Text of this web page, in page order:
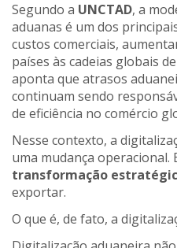
Segundo a UNCTAD, a
aduanas é um dos
custos comerciais,
países às cadeias globais
aponta que atrasos
continuam sendo
de eficiência no comércio
Nesse contexto, a
uma mudança operacional.
transformação
exportar.
O que é, de fato, a